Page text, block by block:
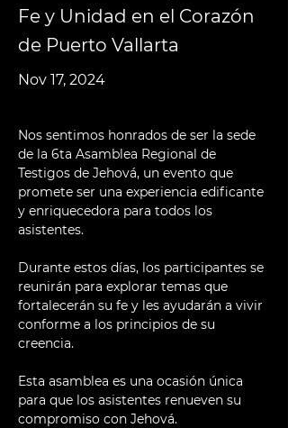
Fe y Unidad en el Corazón
de Puerto Vallarta
Nov 17, 2024
Nos sentimos honrados de ser la sede
de la 6ta Asamblea Regional de
Testigos de Jehová, un evento que
promete ser una experiencia edificante
y enriquecedora para todos los
asistentes.
Durante estos días, los participantes se
reunirán para explorar temas que
fortalecerán su fe y les ayudarán a vivir
conforme a los principios de su
creencia.
Esta asamblea es una ocasión única
para que los asistentes renueven su
compromiso con Jehová.